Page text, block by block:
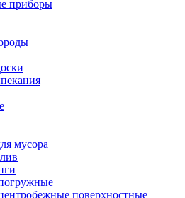
приборы
мусора
поверхностные